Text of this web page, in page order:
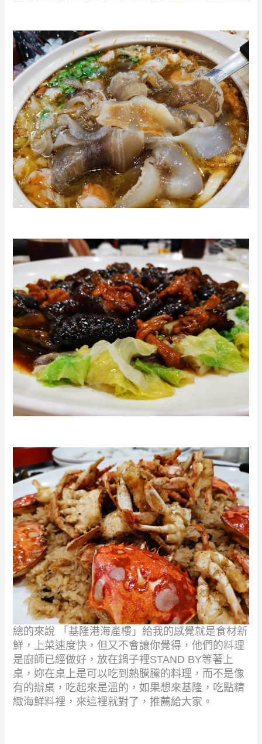
總的來說 「基隆港海產樓」給我的感覺就是食材新
鮮，上菜速度快，但又不會讓你覺得，他們的料理
是廚師已經做好，放在鍋子裡STAND BY等著上
桌，妳在桌上是可以吃到熱騰騰的料理，而不是像
有的辦桌，吃起來是溫的，如果想來基隆，吃點精
緻海鮮料裡，來這裡就對了，推薦給大家。